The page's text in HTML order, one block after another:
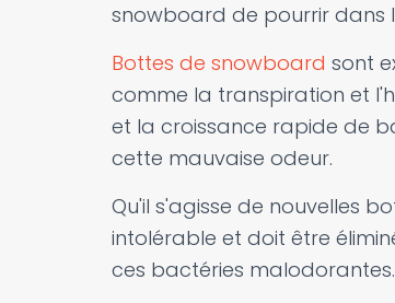
snowboard de pourrir dans
Bottes de snowboard sont
comme la transpiration et
et la croissance rapide de
cette mauvaise odeur.
Qu'il s'agisse de nouvelles
intolérable et doit être
ces bactéries malodorantes.